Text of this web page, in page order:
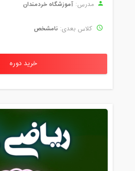
مدرس: آموزشگاه خردمندان
کلاس بعدی: نامشخص
خرید دوره